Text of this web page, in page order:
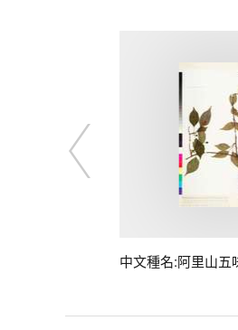
中文種名:阿里山五